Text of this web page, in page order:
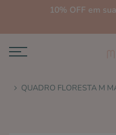
10% OFF em
QUADRO FLORESTA M